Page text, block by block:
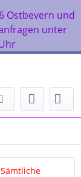
48346
telef.
8 - 18 Uhr
Sämtliche